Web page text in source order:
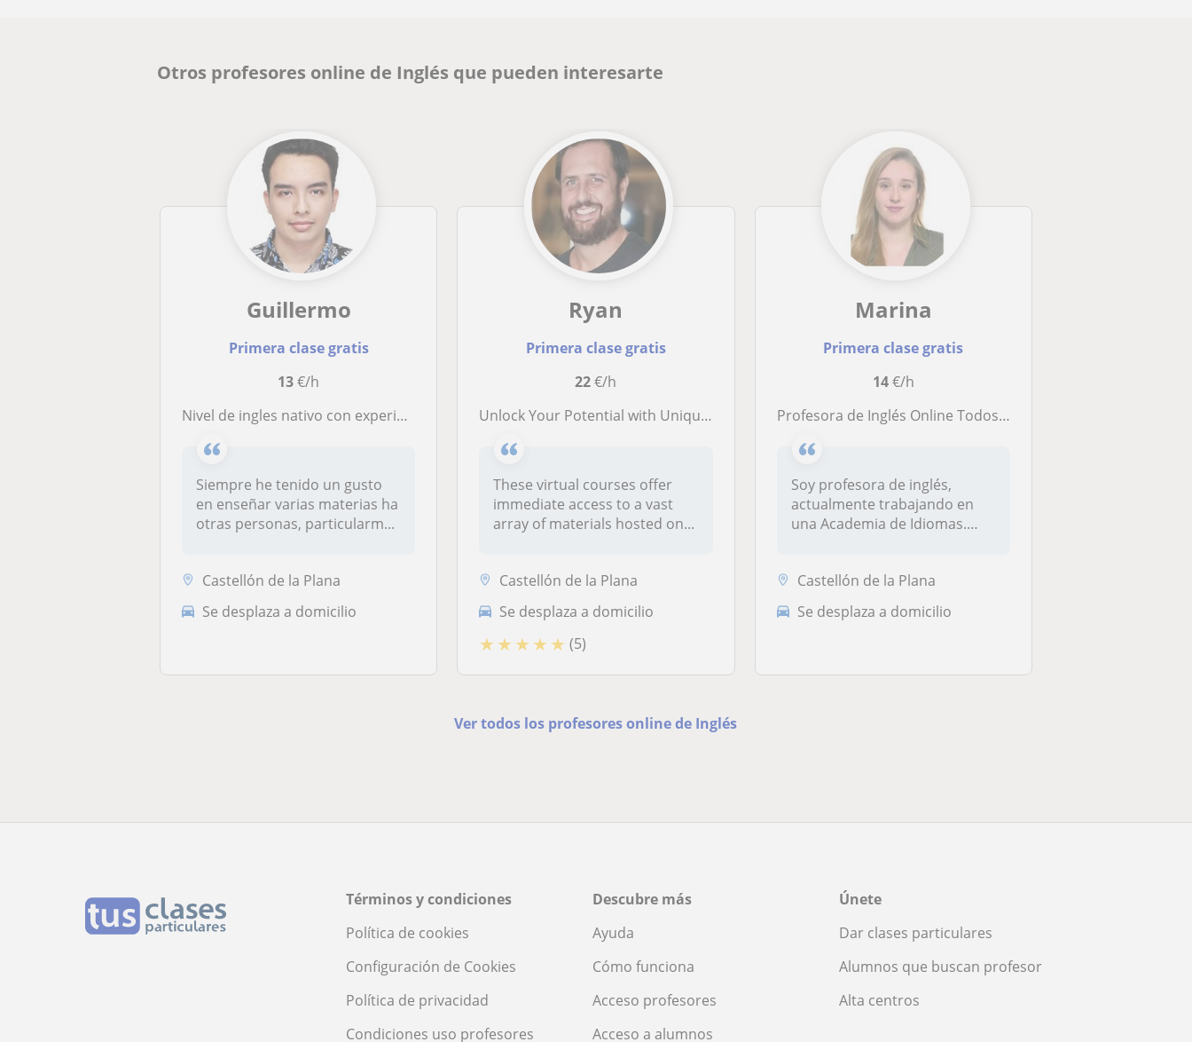
Otros profesores online de Inglés que pueden interesarte
Guillermo
Primera clase gratis
13€/h
Nivel de ingles nativo con experiencia conversando, escribiendo y presentando en ingles por 7 años en forma casual y academica
Siempre he tenido un gusto
en enseñar varias materias ha
otras personas, particularm...
Castellón de la Plana
Se desplaza a domicilio
Ryan
Primera clase gratis
22€/h
Unlock Your Potential with Unique Online English Classes Taught by an Experienced Teacher!
These virtual courses offer
immediate access to a vast
array of materials hosted on...
Castellón de la Plana
Se desplaza a domicilio
★ ★ ★ ★ ★ (5)
Marina
Primera clase gratis
14€/h
Profesora de Inglés Online Todos los niveles
Soy profesora de inglés,
actualmente trabajando en
una Academia de Idiomas.
Castellón de la Plana
Se desplaza a domicilio
Ver todos los profesores online de Inglés
Términos y condiciones
Política de cookies
Configuración de Cookies
Política de privacidad
Condiciones uso profesores
Descubre más
Ayuda
Cómo funciona
Acceso profesores
Acceso a alumnos
Únete
Dar clases particulares
Alumnos que buscan profesor
Alta centros